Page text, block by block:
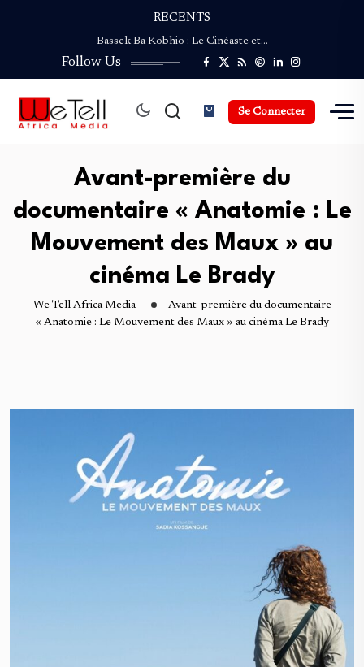
RECENTS
Coupe du Monde de la Presse Culturelle :…
Bassek Ba Kobhio : Le Cinéaste et…
ENVIROFEST CAMEROUN revient pour une Deuxième édition…
Palmarès de la Coupe du Monde de…
Coupe du Monde de la Presse Culturelle :…
ENVIROFEST CAMEROUN revient pour une Deuxième édition…
NGAND’A SAO : Le Festival du Safou…
Follow Us
Se Connecter
Avant-première du
documentaire « Anatomie : Le
Mouvement des Maux » au
cinéma Le Brady
We Tell Africa Media
Avant-première du documentaire
« Anatomie : Le Mouvement des Maux » au cinéma Le Brady